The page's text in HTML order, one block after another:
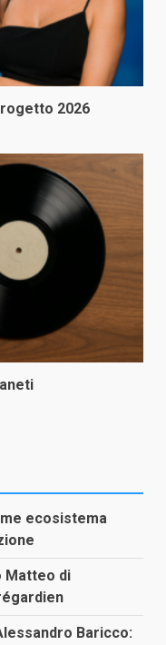
2026
ecosistema
Matteo di
Baricco: